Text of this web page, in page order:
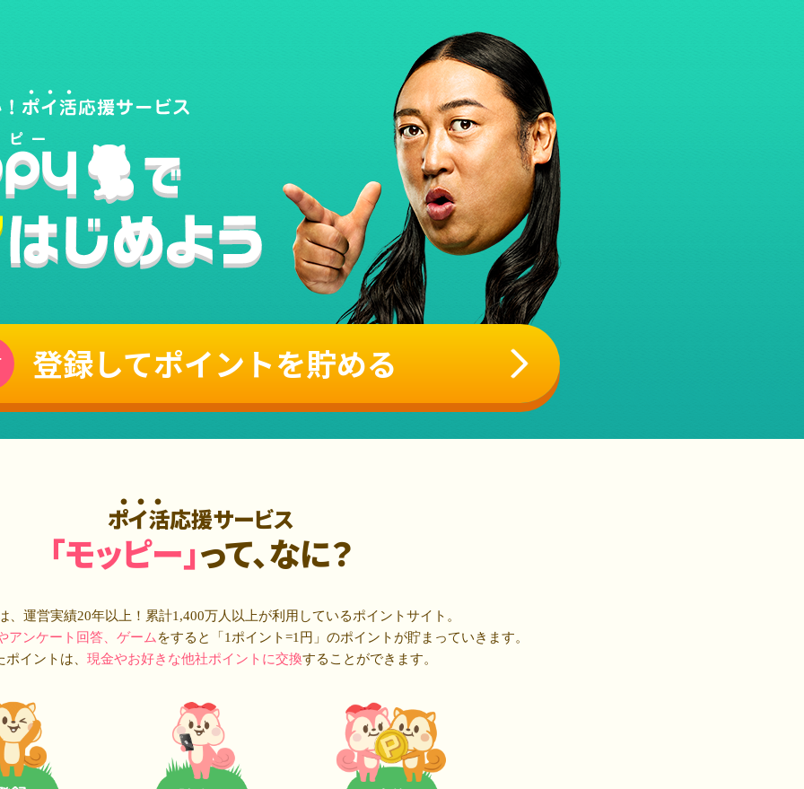
登録してポイントを貯める
ポイ活応援サービス
「モッピー」って、なに？
、運営実績20年以上！累計1,400万人 以上が利用しているポイントサイト。
アンケート回答、ゲーム をすると「1ポイント=1円」のポイントが貯まっていきます。
ポイントは、 現金やお好きな他社ポイントに交換することができます。